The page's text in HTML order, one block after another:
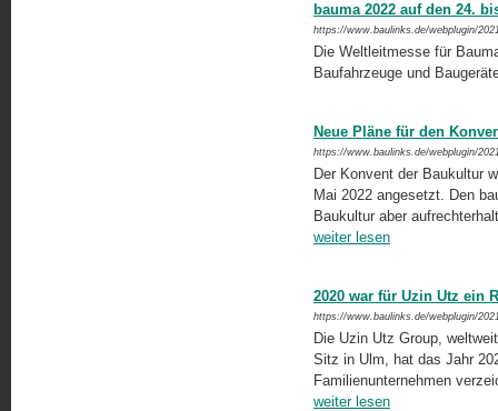
bauma 2022 auf den 24.
https://www.baulinks.de/webplugin/
Die Weltleitmesse für
Baufahrzeuge und
Neue Pläne für den
https://www.baulinks.de/webplugin/
Der Konvent der Baukultur
Mai 2022 angesetzt. Den
Baukultur aber
weiter lesen
2020 war für Uzin Utz ein
https://www.baulinks.de/webplugin/
Die Uzin Utz Group,
Sitz in Ulm, hat das Jahr
Familienunternehmen
weiter lesen